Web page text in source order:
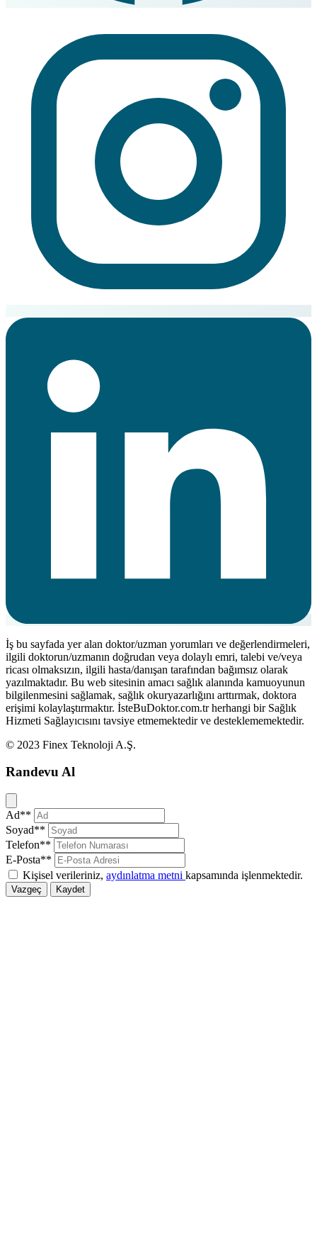
İş bu sayfada yer alan doktor/uzman yorumları ve değerlendirmeleri,
ilgili doktorun/uzmanın doğrudan veya dolaylı emri, talebi ve/veya
ricası olmaksızın, ilgili hasta/danışan tarafından bağımsız olarak
yazılmaktadır. Bu web sitesinin amacı sağlık alanında kamuoyunun
bilgilenmesini sağlamak, sağlık okuryazarlığını arttırmak, doktora
erişimi kolaylaştırmaktır. İsteBuDoktor.com.tr herhangi bir Sağlık
Hizmeti Sağlayıcısını tavsiye etmemektedir ve desteklememektedir.
© 2023 Finex Teknoloji A.Ş.
Randevu Al
Kapat
Ad**
Soyad**
Telefon**
E-Posta**
Kişisel verileriniz, aydınlatma metni kapsamında işlenmektedir.
Vazgeç Kaydet